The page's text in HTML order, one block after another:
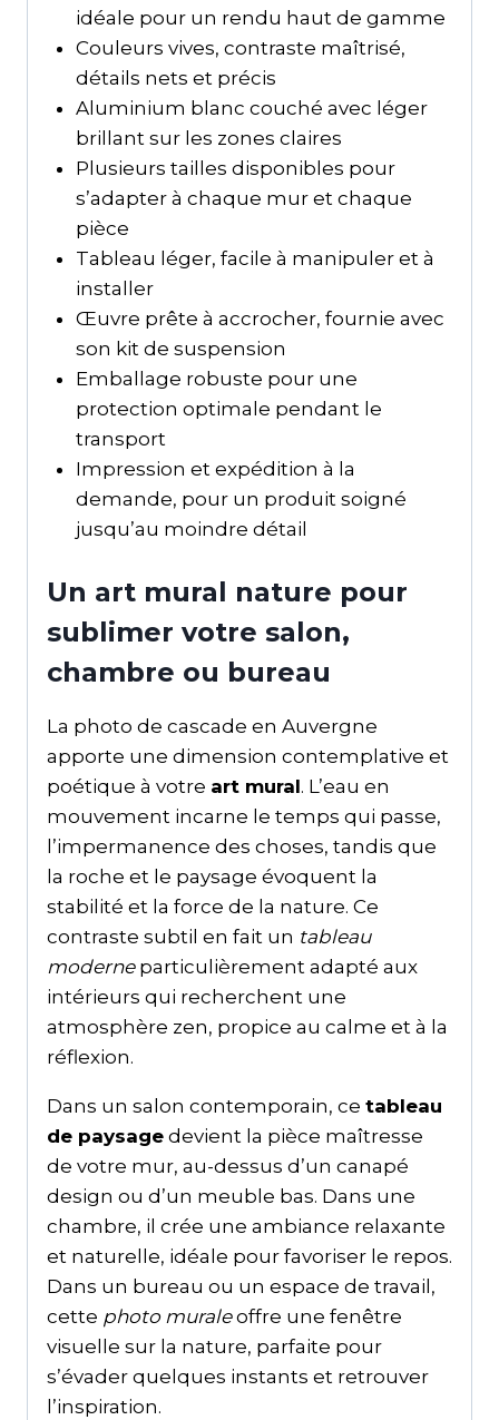
idéale pour un rendu haut de gamme
Couleurs vives, contraste maîtrisé,
détails nets et précis
Aluminium blanc couché avec léger
brillant sur les zones claires
Plusieurs tailles disponibles pour
s’adapter à chaque mur et chaque
pièce
Tableau léger, facile à manipuler et à
installer
Œuvre prête à accrocher, fournie avec
son kit de suspension
Emballage robuste pour une
protection optimale pendant le
transport
Impression et expédition à la
demande, pour un produit soigné
jusqu’au moindre détail
Un art mural nature pour
sublimer votre salon,
chambre ou bureau
La photo de cascade en Auvergne
apporte une dimension contemplative et
poétique à votre art mural. L’eau en
mouvement incarne le temps qui passe,
l’impermanence des choses, tandis que
la roche et le paysage évoquent la
stabilité et la force de la nature. Ce
contraste subtil en fait un tableau
moderneparticulièrement adapté aux
intérieurs qui recherchent une
atmosphère zen, propice au calme et à la
réflexion.
Dans un salon contemporain, ce tableau
de paysage devient la pièce maîtresse
de votre mur, au-dessus d’un canapé
design ou d’un meuble bas. Dans une
chambre, il crée une ambiance relaxante
et naturelle, idéale pour favoriser le repos.
Dans un bureau ou un espace de travail,
cette photo muraleoffre une fenêtre
visuelle sur la nature, parfaite pour
s’évader quelques instants et retrouver
l’inspiration.